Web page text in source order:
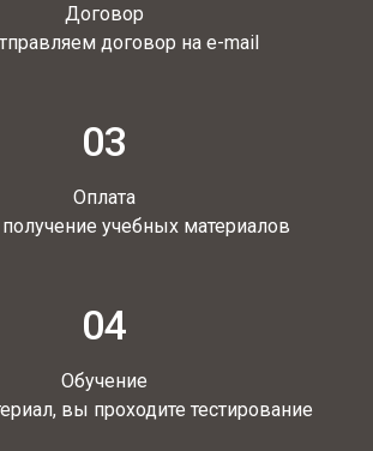
Договор
договор на e-mail
03
Оплата
учебных материалов
04
Обучение
вы проходите тестирование